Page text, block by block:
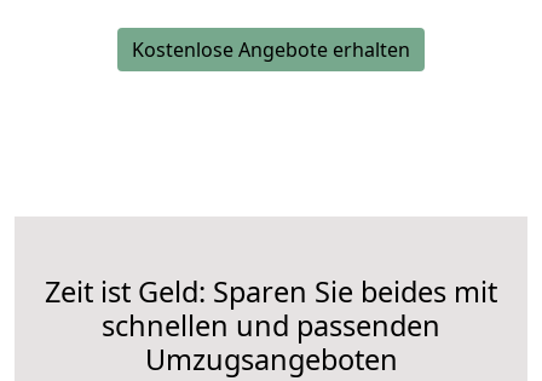
Kostenlose Angebote erhalten
Zeit ist Geld: Sparen Sie beides mit
schnellen und passenden
Umzugsangeboten